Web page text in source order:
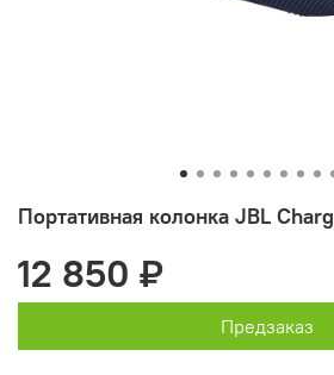
Портативная колонка JBL
12 850 ₽
Предзаказ